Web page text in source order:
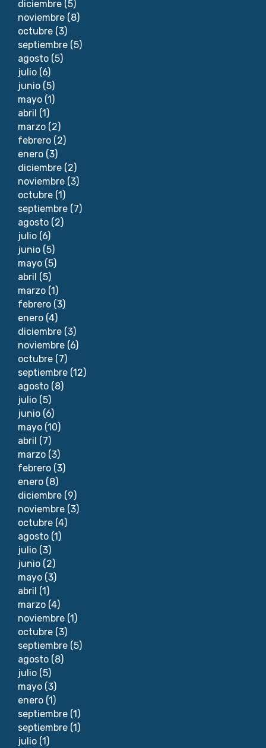
diciembre (5)
noviembre (8)
octubre (3)
septiembre (5)
agosto (5)
julio (6)
junio (5)
mayo (1)
abril (1)
marzo (2)
febrero (2)
enero (3)
diciembre (2)
noviembre (3)
octubre (1)
septiembre (7)
agosto (2)
julio (6)
junio (5)
mayo (5)
abril (5)
marzo (1)
febrero (3)
enero (4)
diciembre (3)
noviembre (6)
octubre (7)
septiembre (12)
agosto (8)
julio (5)
junio (6)
mayo (10)
abril (7)
marzo (3)
febrero (3)
enero (8)
diciembre (9)
noviembre (3)
octubre (4)
agosto (1)
julio (3)
junio (2)
mayo (3)
abril (1)
marzo (4)
noviembre (1)
octubre (3)
septiembre (5)
agosto (8)
julio (5)
mayo (3)
enero (1)
septiembre (1)
septiembre (1)
julio (1)